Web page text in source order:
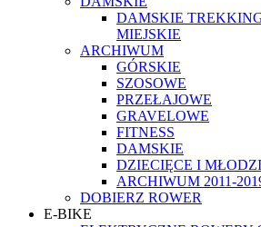
DAMSKIE
MIEJSKIE
ARCHIWUM
GÓRSKIE
SZOSOWE
PRZEŁAJOWE
GRAVELOWE
FITNESS
DAMSKIE
DZIECIĘCE I
ARCHIWUM 2011-
DOBIERZ ROWER
E-BIKE